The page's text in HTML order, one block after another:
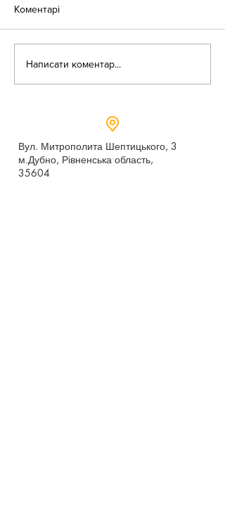
Коментарі
Написати коментар...
Вул. Митрополита Шептицького, 3
м.Дубно, Рівненська область,
35604